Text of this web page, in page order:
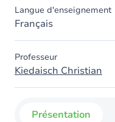
Langue d'enseignement
Français
Professeur
Kiedaisch Christian
Présentation